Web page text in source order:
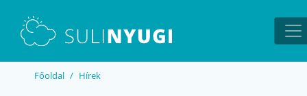
Főoldal Hírek